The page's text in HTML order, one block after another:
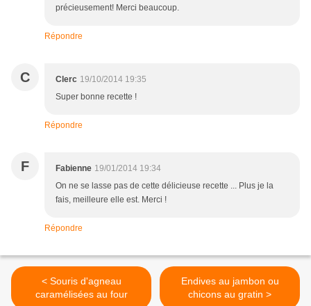
précieusement! Merci beaucoup.
Répondre
C Clerc 19/10/2014 19:35
Super bonne recette !
Répondre
F Fabienne 19/01/2014 19:34
On ne se lasse pas de cette délicieuse recette ... Plus je la
fais, meilleure elle est. Merci !
Répondre
< Souris d'agneau
caramélisées au four
Endives au jambon ou
chicons au gratin >